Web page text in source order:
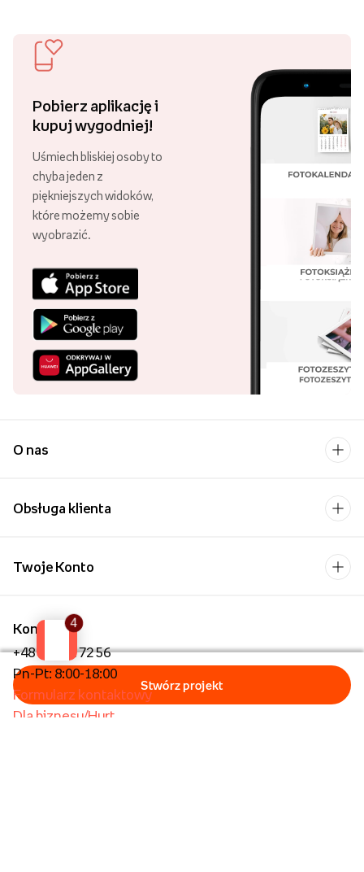
Pobierz aplikację i
kupuj wygodniej!
Uśmiech bliskiej osoby to
chyba jeden z
piękniejszych widoków,
które możemy sobie
wyobrazić.
O nas
Obsługa klienta
Kontakt
+48 22 462 72 56
Pn-Pt: 8:00-18:00
Formularz kontaktowy
Dla biznesu/Hurt
Twoje Konto